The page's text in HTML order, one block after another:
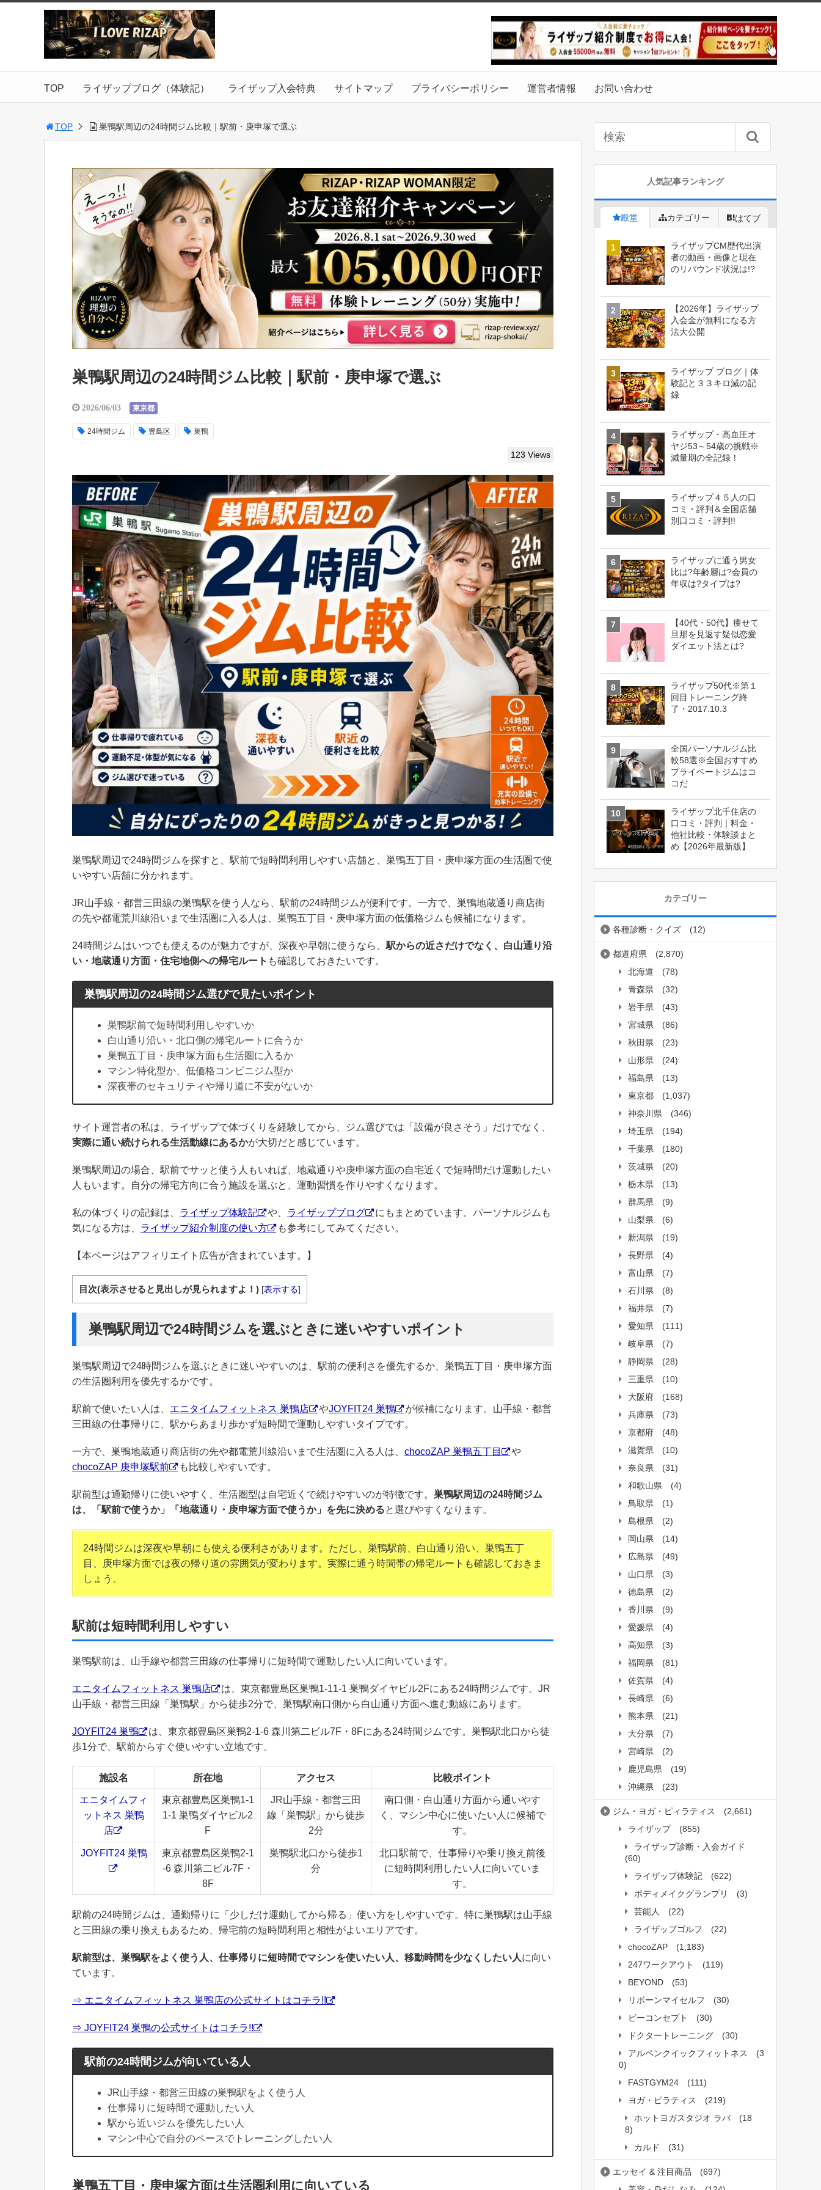
TOP ライザップブログ（体験記） ライザップ入会特典 サイトマップ プライバシーポリシー 運営者情報 お問い合わせ
TOP 巣鴨駅周辺の24時間ジム比較｜駅前・庚申塚で選ぶ
巣鴨駅周辺の24時間ジム比較｜駅前・庚申塚で選ぶ
2026/06/03 東京都
24時間ジム 豊島区 巣鴨
123 Views
巣鴨駅周辺で24時間ジムを探すと、駅前で短時間利用しやすい店舗と、巣鴨五丁目・庚申塚方面の生活圏で使
いやすい店舗に分かれます。
JR山手線・都営三田線の巣鴨駅を使う人なら、駅前の24時間ジムが便利です。一方で、巣鴨地蔵通り商店街
の先や都電荒川線沿いまで生活圏に入る人は、巣鴨五丁目・庚申塚方面の低価格ジムも候補になります。
24時間ジムはいつでも使えるのが魅力ですが、深夜や早朝に使うなら、 駅からの近さだけでなく、白山通り沿
い・地蔵通り方面・住宅地側への帰宅ルート も確認しておきたいです。
巣鴨駅周辺の24時間ジム選びで見たいポイント
巣鴨駅前で短時間利用しやすいか
白山通り沿い・北口側の帰宅ルートに合うか
巣鴨五丁目・庚申塚方面も生活圏に入るか
マシン特化型か、低価格コンビニジム型か
深夜帯のセキュリティや帰り道に不安がないか
サイト運営者の私は、ライザップで体づくりを経験してから、ジム選びでは「設備が良さそう」だけでなく、
実際に通い続けられる生活動線にあるかが大切だと感じています。
巣鴨駅周辺の場合、駅前でサッと使う人もいれば、地蔵通りや庚申塚方面の自宅近くで短時間だけ運動したい
人もいます。自分の帰宅方向に合う施設を選ぶと、運動習慣を作りやすくなります。
私の体づくりの記録は、 ライザップ体験記 や、 ライザップブログ
にもまとめています。パーソナルジムも
気になる方は、 ライザップ紹介制度の使い方 も参考にしてみてください。
【本ページはアフィリエイト広告が含まれています。】
目次(表示させると見出しが見られますよ！) [表示する]
巣鴨駅周辺で24時間ジムを選ぶときに迷いやすいポイント
巣鴨駅周辺で24時間ジムを選ぶときに迷いやすいのは、駅前の便利さを優先するか、巣鴨五丁目・庚申塚方面
の生活圏利用を優先するかです。
駅前で使いたい人は、 エニタイムフィットネス 巣鴨店 やJOYFIT24 巣鴨
が候補になります。山手線・都営
三田線の仕事帰りに、駅からあまり歩かず短時間で運動しやすいタイプです。
一方で、巣鴨地蔵通り商店街の先や都電荒川線沿いまで生活圏に入る人は、 chocoZAP 巣鴨五丁目
や
chocoZAP 庚申塚駅前
も比較しやすいです。
駅前型は通勤帰りに使いやすく、生活圏型は自宅近くで続けやすいのが特徴です。 巣鴨駅周辺の24時間ジム
は、「駅前で使うか」「地蔵通り・庚申塚方面で使うか」を先に決めると選びやすくなります。
24時間ジムは深夜や早朝にも使える便利さがあります。ただし、巣鴨駅前、白山通り沿い、巣鴨五丁
目、庚申塚方面では夜の帰り道の雰囲気が変わります。実際に通う時間帯の帰宅ルートも確認しておきま
しょう。
駅前は短時間利用しやすい
巣鴨駅前は、山手線や都営三田線の仕事帰りに短時間で運動したい人に向いています。
エニタイムフィットネス 巣鴨店
は、東京都豊島区巣鴨1-11-1 巣鴨ダイヤビル2Fにある24時間ジムです。JR
山手線・都営三田線「巣鴨駅」から徒歩2分で、巣鴨駅南口側から白山通り方面へ進む動線にあります。
JOYFIT24 巣鴨
は、東京都豊島区巣鴨2-1-6 森川第二ビル7F・8Fにある24時間ジムです。巣鴨駅北口から徒
歩1分で、駅前からすぐ使いやすい立地です。
施設名 所在地 アクセス 比較ポイント
エニタイムフィ
ットネス 巣鴨
店
東京都豊島区巣鴨1-1
1-1 巣鴨ダイヤビル2
F
JR山手線・都営三田
線「巣鴨駅」から徒歩
2分
南口側・白山通り方面から通いやす
く、マシン中心に使いたい人に候補で
す。
JOYFIT24 巣鴨
東京都豊島区巣鴨2-1
-6 森川第二ビル7F・
8F
巣鴨駅北口から徒歩1
分
北口駅前で、仕事帰りや乗り換え前後
に短時間利用したい人に向いていま
す。
駅前の24時間ジムは、通勤帰りに「少しだけ運動してから帰る」使い方をしやすいです。特に巣鴨駅は山手線
と三田線の乗り換えもあるため、帰宅前の短時間利用と相性がよいエリアです。
駅前型は、巣鴨駅をよく使う人、仕事帰りに短時間でマシンを使いたい人、移動時間を少なくしたい人に向い
ています。
⇒ エニタイムフィットネス 巣鴨店の公式サイトはコチラ!!
⇒ JOYFIT24 巣鴨の公式サイトはコチラ!!
駅前の24時間ジムが向いている人
JR山手線・都営三田線の巣鴨駅をよく使う人
仕事帰りに短時間で運動したい人
駅から近いジムを優先したい人
マシン中心で自分のペースでトレーニングしたい人
巣鴨五丁目・庚申塚方面は生活圏利用に向いている
人気記事ランキング
殿堂 カテゴリー はてブ
ライザップCM歴代出演
者の動画・画像と現在
のリバウンド状況は!?
【2026年】ライザップ
入会金が無料になる方
法大公開
ライザップ ブログ｜体
験記と３３キロ減の記
録
ライザップ・高血圧オ
ヤジ53～54歳の挑戦※
減量期の全記録！
ライザップ４５人の口
コミ・評判＆全国店舗
別口コミ・評判!!
ライザップに通う男女
比は?年齢層は?会員の
年収は?タイプは?
【40代・50代】痩せて
旦那を見返す疑似恋愛
ダイエット法とは?
ライザップ50代※第１
回目トレーニング終
了・2017.10.3
全国パーソナルジム比
較58選※全国おすすめ
プライベートジムはコ
コだ
ライザップ北千住店の
口コミ・評判｜料金・
他社比較・体験談まと
め【2026年最新版】
カテゴリー
各種診断・クイズ (12)
都道府県
(2,870)
北海道
(78)
青森県
(32)
岩手県
(43)
宮城県
(86)
秋田県
(23)
山形県
(24)
福島県
(13)
東京都
(1,037)
神奈川県
(346)
埼玉県
(194)
千葉県
(180)
茨城県
(20)
栃木県
(13)
群馬県
(9)
山梨県
(6)
新潟県
(19)
長野県
(4)
富山県
(7)
石川県
(8)
福井県
(7)
愛知県
(111)
岐阜県
(7)
静岡県
(28)
三重県
(10)
大阪府
(168)
兵庫県
(73)
京都府
(48)
滋賀県
(10)
奈良県
(31)
和歌山県
(4)
鳥取県
(1)
島根県
(2)
岡山県
(14)
広島県
(49)
山口県
(3)
徳島県
(2)
香川県
(9)
愛媛県
(4)
高知県
(3)
福岡県
(81)
佐賀県
(4)
長崎県
(6)
熊本県
(21)
大分県
(7)
宮崎県
(2)
鹿児島県
(19)
沖縄県
(23)
ジム・ヨガ・ピィラティス
(2,661)
ライザップ
(855)
ライザップ診断・入会ガイド
(60)
ライザップ体験記
(622)
ボディメイクグランプリ
(3)
芸能人
(22)
ライザップゴルフ
(22)
chocoZAP
(1,183)
247ワークアウト
(119)
BEYOND
(53)
リボーンマイセルフ
(30)
ビーコンセプト
(30)
ドクタートレーニング
(30)
アルペンクイックフィットネス
(3
0)
FASTGYM24
(111)
ヨガ・ピラティス
(219)
ホットヨガスタジオ ラバ
(18
8)
カルド
(31)
エッセイ & 注目商品
(697)